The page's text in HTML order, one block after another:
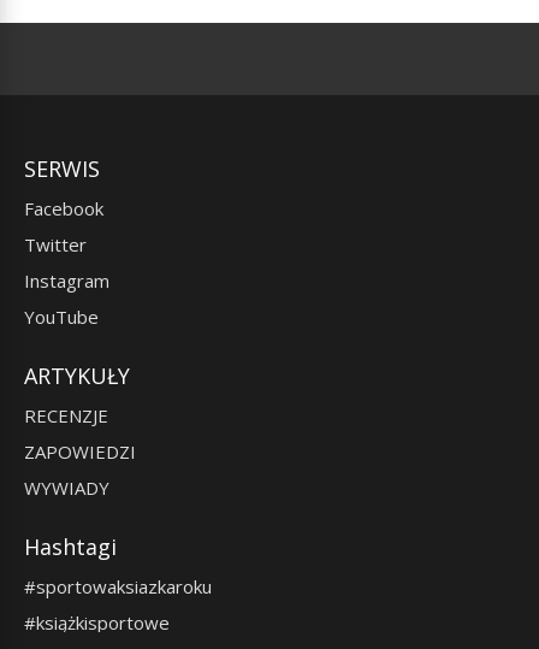
SERWIS
Facebook
Twitter
Instagram
YouTube
ARTYKUŁY
RECENZJE
ZAPOWIEDZI
WYWIADY
Hashtagi
#sportowaksiazkaroku
#książkisportowe